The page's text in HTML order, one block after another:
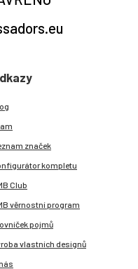
značek
kompletu
Club
věrnostní program
pojmů
vlastních designů